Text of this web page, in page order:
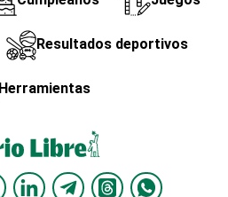
Resultados deportivos
Herramientas